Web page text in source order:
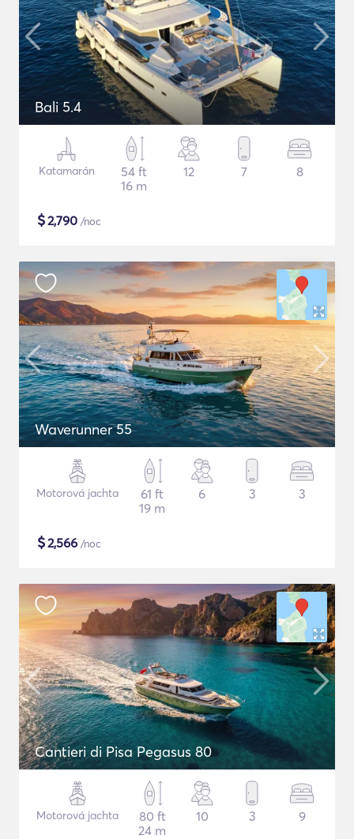
Bali 5.4
Katamarán
54 ft
16 m
12 7 8
$2,790 /noc
Waverunner 55
Motorová jachta
61 ft
19 m
6 3 3
$2,566 /noc
Cantieri di Pisa Pegasus 80
Motorová jachta
80 ft
24 m
10 3 9